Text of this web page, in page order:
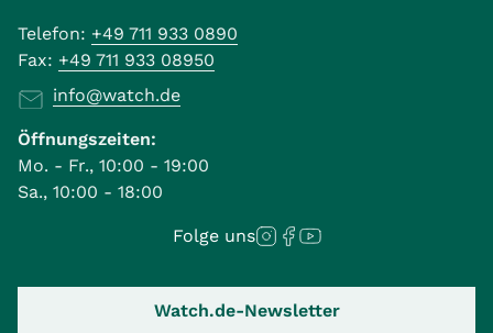
Telefon: +49 711 933 0890
Fax: +49 711 933 08950
info@watch.de
Öffnungszeiten:
Mo. - Fr., 10:00 - 19:00
Sa., 10:00 - 18:00
Folge uns
Watch.de-Newsletter